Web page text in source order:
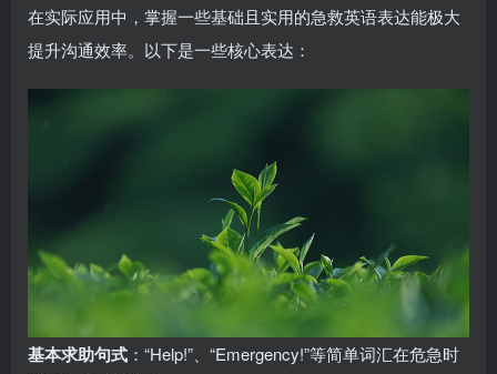
在实际应用中，掌握一些基础且实用的急救英语表达能极大
提升沟通效率。以下是一些核心表达：
基本求助句式 ：“Help!”、“Emergency!”等简单词汇在危急时